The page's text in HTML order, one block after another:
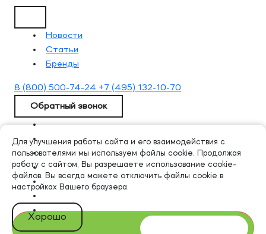
В корзину
Новости
Статьи
Бренды
8 (800) 500-74-24 +7 (495) 132-10-70
Обратный звонок
Для улучшения работы сайта и его взаимодействия с
пользователями мы используем файлы cookie. Продолжая
работу с сайтом, Вы разрешаете использование cookie-
файлов. Вы всегда можете отключить файлы cookie в
настройках Вашего браузера.
Хорошо